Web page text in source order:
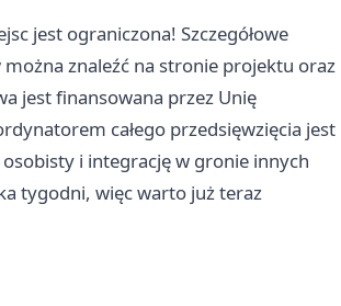
jest ograniczona! Szczegółowe
znaleźć na stronie projektu oraz
jest finansowana przez Unię
całego przedsięwzięcia jest
osobisty i integrację w gronie innych
tygodni, więc warto już teraz